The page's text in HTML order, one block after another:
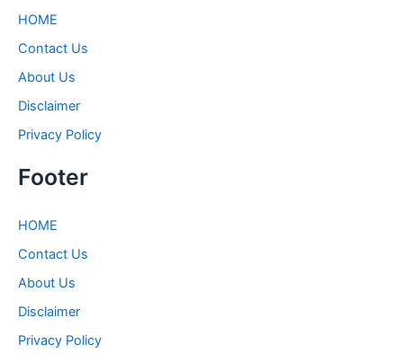
HOME
Contact Us
About Us
Disclaimer
Privacy Policy
Footer
HOME
Contact Us
About Us
Disclaimer
Privacy Policy